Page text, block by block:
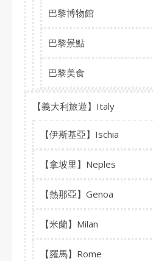
巴黎博物館
巴黎景點
巴黎美食
【義大利旅遊】Italy
【伊斯基亞】Ischia
【拿坡里】Neples
【熱那亞】Genoa
【米蘭】Milan
【羅馬】Rome